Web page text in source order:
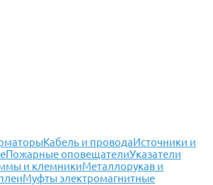
Кабель и проводаИсточники и
Пожарные оповещателиУказатели
и клемникиМеталлорукав и
Муфты электромагнитные